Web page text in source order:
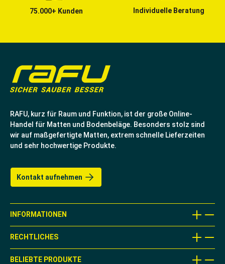
75.000+ Kunden Individuelle Beratung
RAFU, kurz für Raum und Funktion, ist der große Online-
Handel für Matten und Bodenbeläge. Besonders stolz sind
wir auf maßgefertigte Matten, extrem schnelle Lieferzeiten
und sehr hochwertige Produkte.
Kontakt aufnehmen
INFORMATIONEN
BELIEBTE PRODUKTE
RECHTLICHES